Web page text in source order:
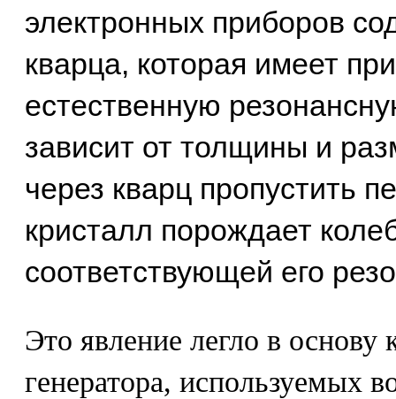
электронных приборов
кварца, которая имеет
естественную
зависит от толщины и
через кварц пропустить
кристалл порождает
соответствующей его
Это явление легло в основу
генератора, используемых